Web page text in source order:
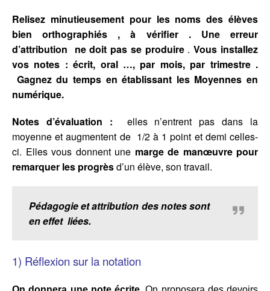
Relisez minutieusement pour les noms des élèves
bien orthographiés , à vérifier .
Une erreur
d’attribution ne doit pas se produire .Vous installez
vos notes : écrit, oral …, par mois, par trimestre .
Gagnez du temps en établissant les Moyennes en
numérique.
Notes d’évaluation :
elles n’entrent pas dans la
moyenne et augmentent de 1/2 à 1 point et demi celles-
ci. Elles vous donnent une marge de manœuvre pour
remarquer les progrèsd’un élève, son travail.
Pédagogie et attribution des notes sont
en effet liées.
1) Réflexion sur la notation